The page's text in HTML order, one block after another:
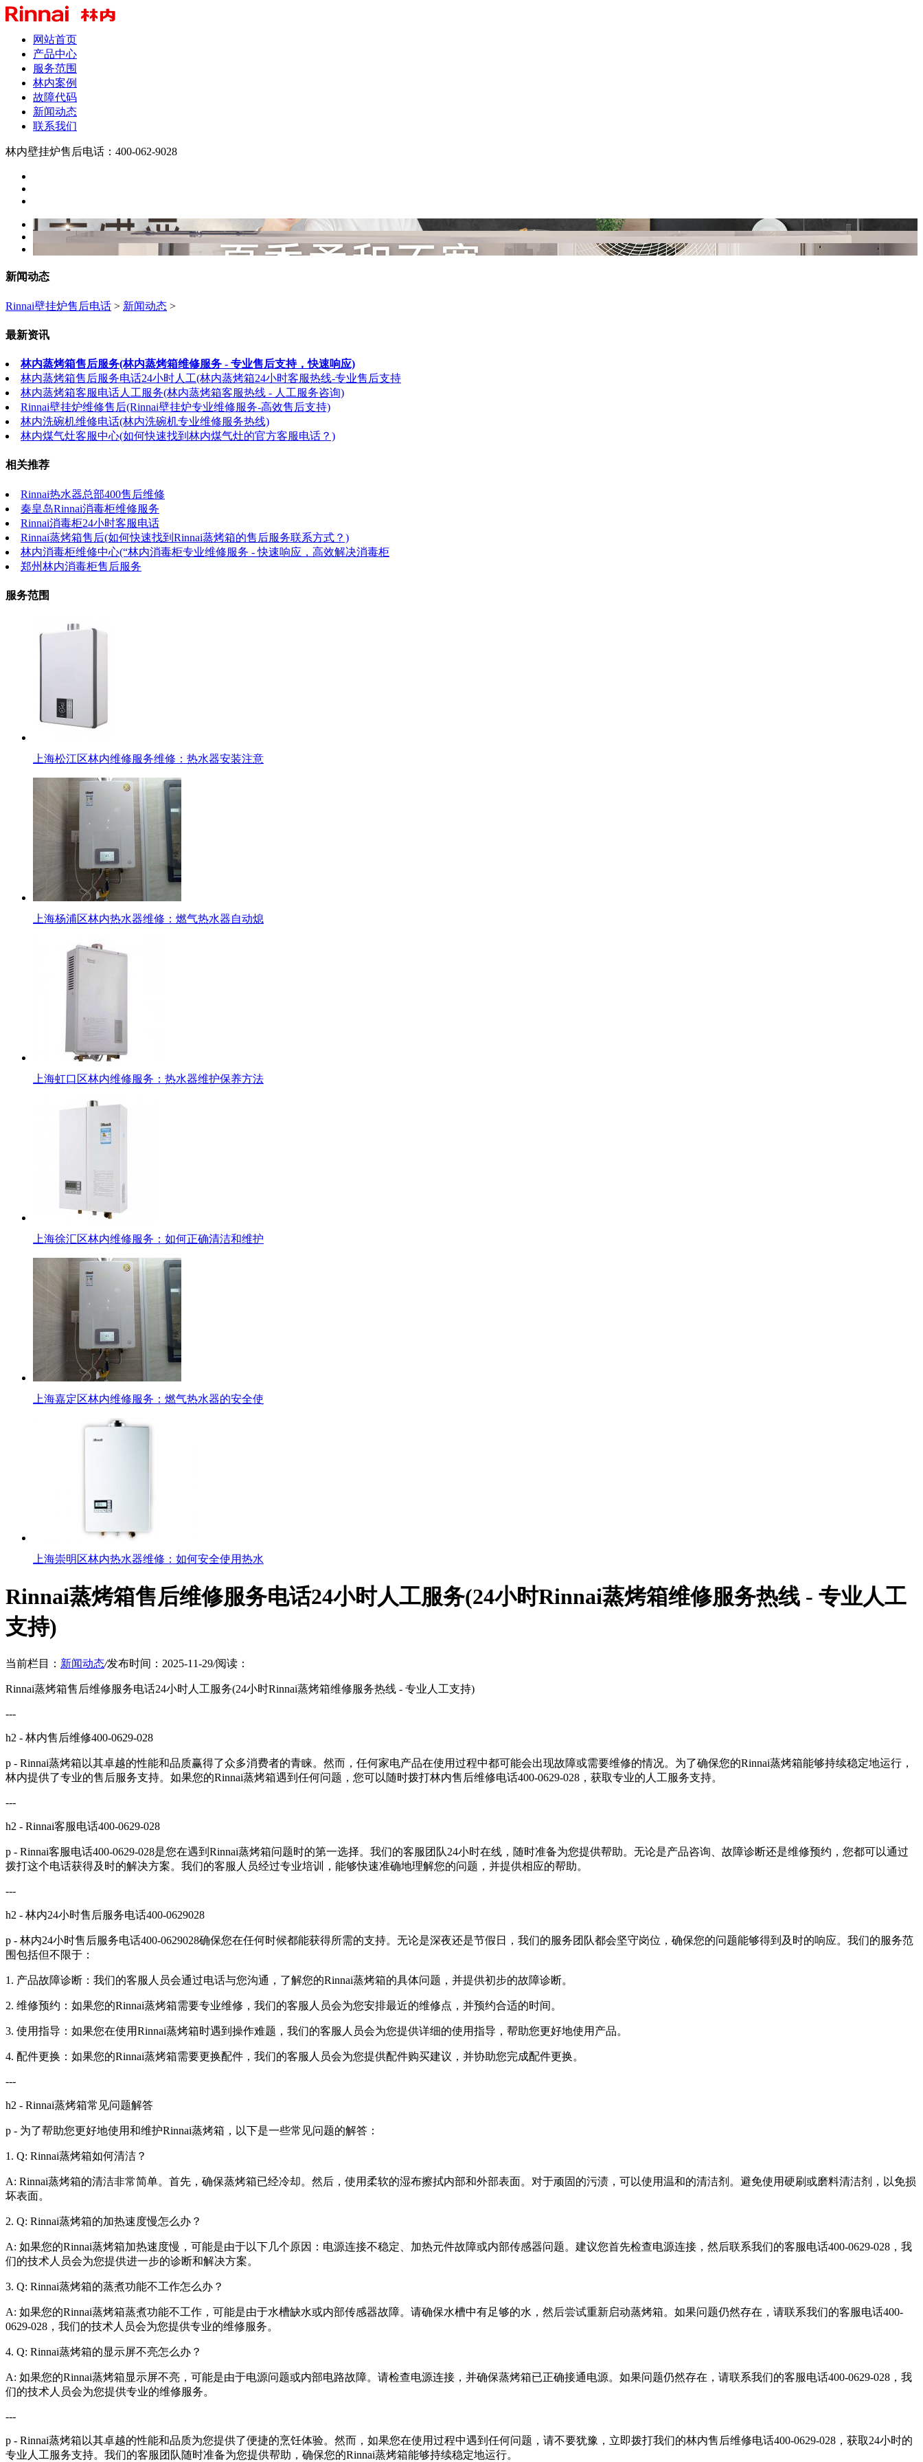
网站首页
产品中心
服务范围
林内案例
故障代码
新闻动态
联系我们
林内壁挂炉售后电话：400-062-9028
新闻动态
Rinnai壁挂炉售后电话 > 新闻动态 >
最新资讯
林内蒸烤箱售后服务(林内蒸烤箱维修服务 - 专业售后支持，快速响应)
林内蒸烤箱售后服务电话24小时人工(林内蒸烤箱24小时客服热线-专业售后支持
林内蒸烤箱客服电话人工服务(林内蒸烤箱客服热线 - 人工服务咨询)
Rinnai壁挂炉维修售后(Rinnai壁挂炉专业维修服务-高效售后支持)
林内洗碗机维修电话(林内洗碗机专业维修服务热线)
林内煤气灶客服中心(如何快速找到林内煤气灶的官方客服电话？)
相关推荐
Rinnai热水器总部400售后维修
秦皇岛Rinnai消毒柜维修服务
Rinnai消毒柜24小时客服电话
Rinnai蒸烤箱售后(如何快速找到Rinnai蒸烤箱的售后服务联系方式？)
林内消毒柜维修中心(“林内消毒柜专业维修服务 - 快速响应，高效解决消毒柜
郑州林内消毒柜售后服务
服务范围
上海松江区林内维修服务维修：热水器安装注意
上海杨浦区林内热水器维修：燃气热水器自动熄
上海虹口区林内维修服务：热水器维护保养方法
上海徐汇区林内维修服务：如何正确清洁和维护
上海嘉定区林内维修服务：燃气热水器的安全使
上海崇明区林内热水器维修：如何安全使用热水
Rinnai蒸烤箱售后维修服务电话24小时人工服务(24小时Rinnai蒸烤箱维修服务热线 - 专业人工
支持)
当前栏目： 新闻动态/发布时间：2025-11-29/阅读：
Rinnai蒸烤箱售后维修服务电话24小时人工服务(24小时Rinnai蒸烤箱维修服务热线 - 专业人工支持)
---
h2 - 林内售后维修400-0629-028
p - Rinnai蒸烤箱以其卓越的性能和品质赢得了众多消费者的青睐。然而，任何家电产品在使用过程中都可能会出现故障或需要维修的情况。为了确保您的Rinnai蒸烤箱能够持续稳定地运行，
林内提供了专业的售后服务支持。如果您的Rinnai蒸烤箱遇到任何问题，您可以随时拨打林内售后维修电话400-0629-028，获取专业的人工服务支持。
---
h2 - Rinnai客服电话400-0629-028
p - Rinnai客服电话400-0629-028是您在遇到Rinnai蒸烤箱问题时的第一选择。我们的客服团队24小时在线，随时准备为您提供帮助。无论是产品咨询、故障诊断还是维修预约，您都可以通过
拨打这个电话获得及时的解决方案。我们的客服人员经过专业培训，能够快速准确地理解您的问题，并提供相应的帮助。
---
h2 - 林内24小时售后服务电话400-0629028
p - 林内24小时售后服务电话400-0629028确保您在任何时候都能获得所需的支持。无论是深夜还是节假日，我们的服务团队都会坚守岗位，确保您的问题能够得到及时的响应。我们的服务范
围包括但不限于：
1. 产品故障诊断：我们的客服人员会通过电话与您沟通，了解您的Rinnai蒸烤箱的具体问题，并提供初步的故障诊断。
2. 维修预约：如果您的Rinnai蒸烤箱需要专业维修，我们的客服人员会为您安排最近的维修点，并预约合适的时间。
3. 使用指导：如果您在使用Rinnai蒸烤箱时遇到操作难题，我们的客服人员会为您提供详细的使用指导，帮助您更好地使用产品。
4. 配件更换：如果您的Rinnai蒸烤箱需要更换配件，我们的客服人员会为您提供配件购买建议，并协助您完成配件更换。
---
h2 - Rinnai蒸烤箱常见问题解答
p - 为了帮助您更好地使用和维护Rinnai蒸烤箱，以下是一些常见问题的解答：
1. Q: Rinnai蒸烤箱如何清洁？
A: Rinnai蒸烤箱的清洁非常简单。首先，确保蒸烤箱已经冷却。然后，使用柔软的湿布擦拭内部和外部表面。对于顽固的污渍，可以使用温和的清洁剂。避免使用硬刷或磨料清洁剂，以免损
坏表面。
2. Q: Rinnai蒸烤箱的加热速度慢怎么办？
A: 如果您的Rinnai蒸烤箱加热速度慢，可能是由于以下几个原因：电源连接不稳定、加热元件故障或内部传感器问题。建议您首先检查电源连接，然后联系我们的客服电话400-0629-028，我
们的技术人员会为您提供进一步的诊断和解决方案。
3. Q: Rinnai蒸烤箱的蒸煮功能不工作怎么办？
A: 如果您的Rinnai蒸烤箱蒸煮功能不工作，可能是由于水槽缺水或内部传感器故障。请确保水槽中有足够的水，然后尝试重新启动蒸烤箱。如果问题仍然存在，请联系我们的客服电话400-
0629-028，我们的技术人员会为您提供专业的维修服务。
4. Q: Rinnai蒸烤箱的显示屏不亮怎么办？
A: 如果您的Rinnai蒸烤箱显示屏不亮，可能是由于电源问题或内部电路故障。请检查电源连接，并确保蒸烤箱已正确接通电源。如果问题仍然存在，请联系我们的客服电话400-0629-028，我
们的技术人员会为您提供专业的维修服务。
---
p - Rinnai蒸烤箱以其卓越的性能和品质为您提供了便捷的烹饪体验。然而，如果您在使用过程中遇到任何问题，请不要犹豫，立即拨打我们的林内售后维修电话400-0629-028，获取24小时的
专业人工服务支持。我们的客服团队随时准备为您提供帮助，确保您的Rinnai蒸烤箱能够持续稳定地运行。